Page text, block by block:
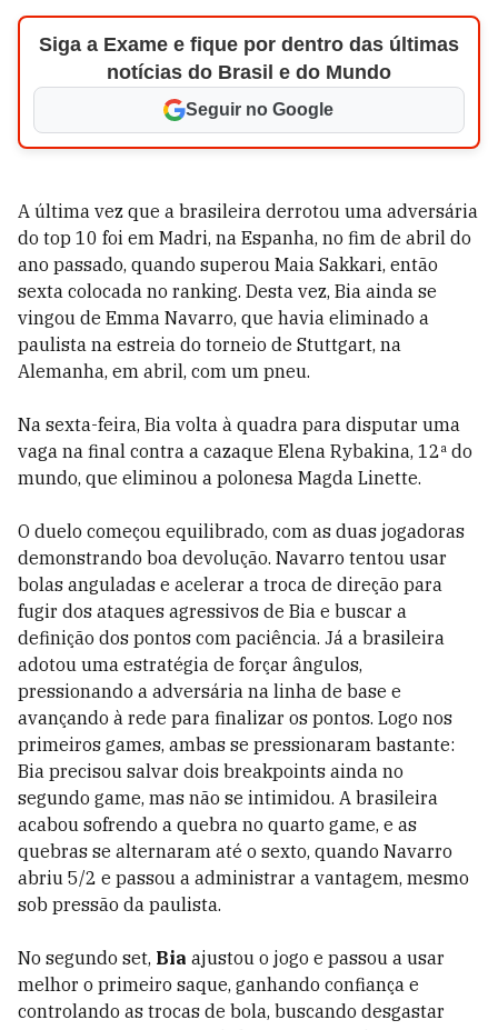
Siga a Exame e fique por dentro das últimas
notícias do Brasil e do Mundo
Seguir no Google
A última vez que a brasileira derrotou uma adversária
do top 10 foi em Madri, na Espanha, no fim de abril do
ano passado, quando superou Maia Sakkari, então
sexta colocada no ranking. Desta vez, Bia ainda se
vingou de Emma Navarro, que havia eliminado a
paulista na estreia do torneio de Stuttgart, na
Alemanha, em abril, com um pneu.
Na sexta-feira, Bia volta à quadra para disputar uma
vaga na final contra a cazaque Elena Rybakina, 12ª do
mundo, que eliminou a polonesa Magda Linette.
O duelo começou equilibrado, com as duas jogadoras
demonstrando boa devolução. Navarro tentou usar
bolas anguladas e acelerar a troca de direção para
fugir dos ataques agressivos de Bia e buscar a
definição dos pontos com paciência. Já a brasileira
adotou uma estratégia de forçar ângulos,
pressionando a adversária na linha de base e
avançando à rede para finalizar os pontos. Logo nos
primeiros games, ambas se pressionaram bastante:
Bia precisou salvar dois breakpoints ainda no
segundo game, mas não se intimidou. A brasileira
acabou sofrendo a quebra no quarto game, e as
quebras se alternaram até o sexto, quando Navarro
abriu 5/2 e passou a administrar a vantagem, mesmo
sob pressão da paulista.
No segundo set, Bia ajustou o jogo e passou a usar
melhor o primeiro saque, ganhando confiança e
controlando as trocas de bola, buscando desgastar